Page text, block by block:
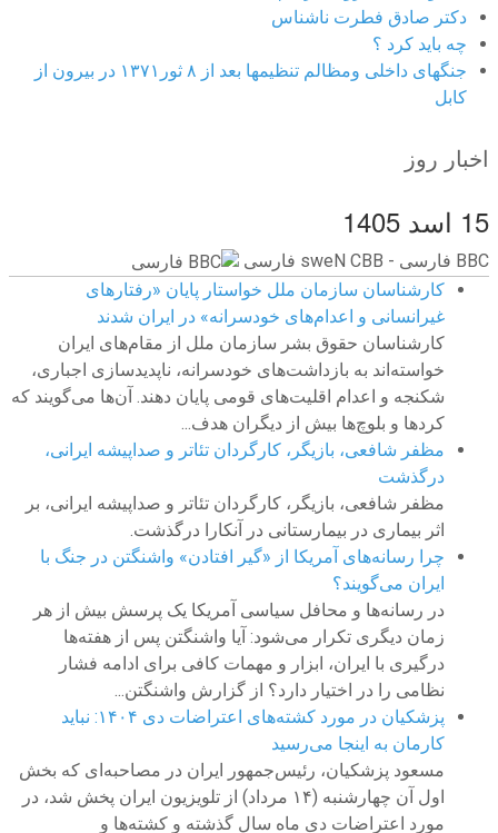
دکتر صادق فطرت ناشناس
چه باید کرد ؟
جنگهای داخلی ومظالم تنظیمها بعد از ۸ ثور۱۳۷۱ در بیرون از
کابل
اخبار روز
15 اسد 1405
BBC ‮فارسی - BBC News فارسی
کارشناسان سازمان ملل خواستار پایان «رفتارهای
غیرانسانی و اعدام‌های خودسرانه» در ایران شدند
کارشناسان حقوق بشر سازمان ملل از مقام‌های ایران
خواسته‌اند به بازداشت‌های خودسرانه، ناپدیدسازی اجباری،
شکنجه و اعدام اقلیت‌های قومی پایان دهند. آن‌ها می‌گویند که
کردها و بلوچ‌ها بیش از دیگران هدف...
مظفر شافعی، بازیگر، کارگردان تئاتر و صداپیشه ایرانی،
درگذشت
مظفر شافعی، بازیگر، کارگردان تئاتر و صداپیشه ایرانی، بر
اثر بیماری در بیمارستانی در آنکارا درگذشت.
چرا رسانه‌های آمریکا از «گیر افتادن» واشنگتن در جنگ با
ایران می‌گویند؟
در رسانه‌ها و محافل سیاسی آمریکا یک پرسش بیش از هر
زمان دیگری تکرار می‌شود: آیا واشنگتن پس از هفته‌ها
درگیری با ایران، ابزار و مهمات کافی برای ادامه فشار
نظامی را در اختیار دارد؟ از گزارش واشنگتن...
پزشکیان در مورد کشته‌های اعتراضات دی ۱۴۰۴: نباید
کارمان به اینجا می‌رسید
مسعود پزشکیان، رئیس‌جمهور ایران در مصاحبه‌ای که بخش
اول آن چهارشنبه (۱۴ مرداد) از تلویزیون ایران پخش شد، در
مورد اعتراضات دی ماه سال گذشته و کشته‌ها و